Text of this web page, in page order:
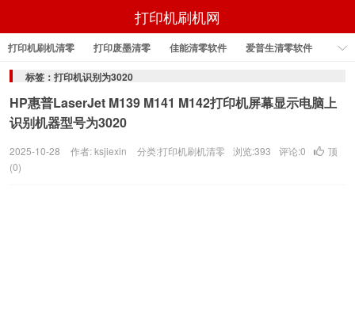
打印机刷机网
打印机刷机清零 打印废墨清零 佳能清零软件
爱普生清零软件
检测到非HP芯片
爱普生固件刷机
标签：打印机识别为3020
HP惠普LaserJet M139 M141 M142打印机屏幕显示电脑上
识别机器型号为3020
2025-10-28 作者: ksjiexin 分类:打印机刷机清零 浏览:393 评论:0
顶
(0)